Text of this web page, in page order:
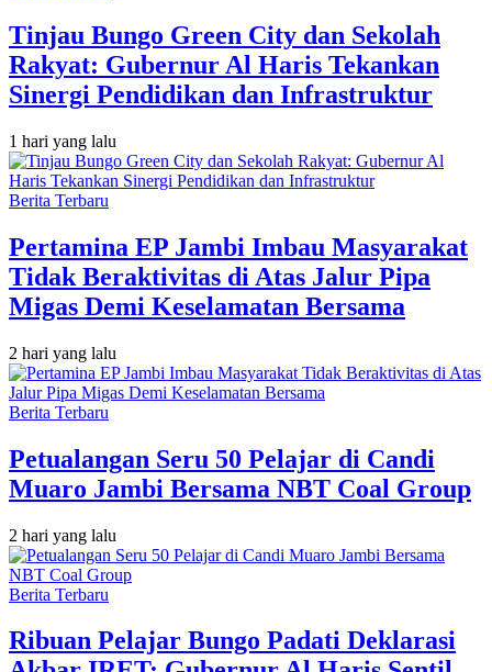
Tinjau Bungo Green City dan Sekolah
Rakyat: Gubernur Al Haris Tekankan
Sinergi Pendidikan dan Infrastruktur
1 hari yang lalu
Berita Terbaru
Pertamina EP Jambi Imbau Masyarakat
Tidak Beraktivitas di Atas Jalur Pipa
Migas Demi Keselamatan Bersama
2 hari yang lalu
Berita Terbaru
Petualangan Seru 50 Pelajar di Candi
Muaro Jambi Bersama NBT Coal Group
2 hari yang lalu
Berita Terbaru
Ribuan Pelajar Bungo Padati Deklarasi